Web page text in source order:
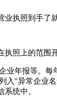
业执照到手了
照上的范围开
业年报等。每
入"异常企业
统中。